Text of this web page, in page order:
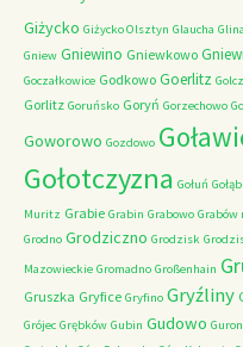
Giżycko Giżycko Olsztyn Glaucha Glina
Gniew Gniewino Gniewkowo
Goczałkowice Godkowo Goerlitz
Gorlitz Goruńsko Goryń Gorzechowo
Goworowo Gozdowo
Gołotczyzna Gołuń Gołąb
Muritz Grabie Grabin Grabowo Grabów
Grodno Grodziczno Grodzisk
Mazowieckie Gromadno Großenhain
Gruszka Gryfice Gryfino Gryźliny
Grójec Grębków Gubin Gudowo